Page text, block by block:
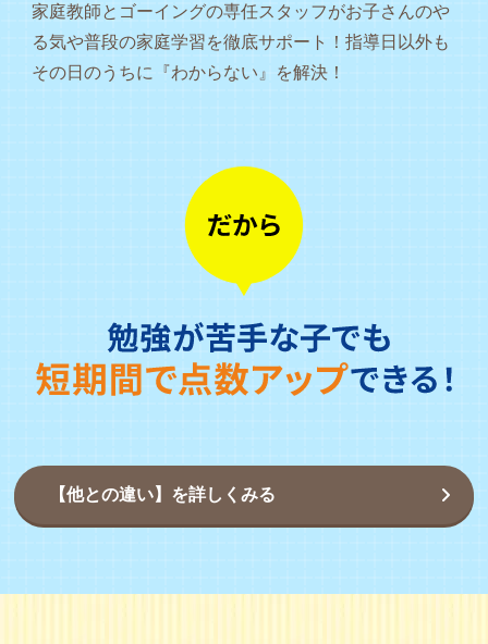
家庭教師とゴーイングの専任スタッフがお子さんのや
る気や普段の家庭学習を徹底サポート！指導日以外も
その日のうちに『わからない』を解決！
【他との違い】を詳しくみる